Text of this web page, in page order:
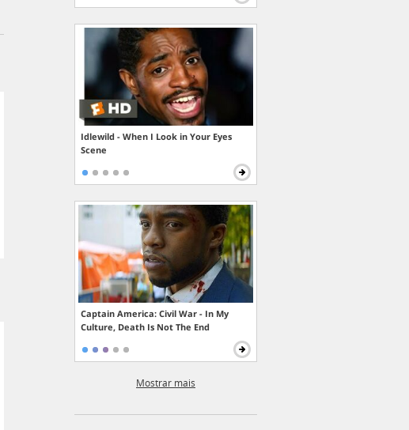
Idlewild - When I Look in Your Eyes
Scene
Captain America: Civil War - In My
Culture, Death Is Not The End
Mostrar mais